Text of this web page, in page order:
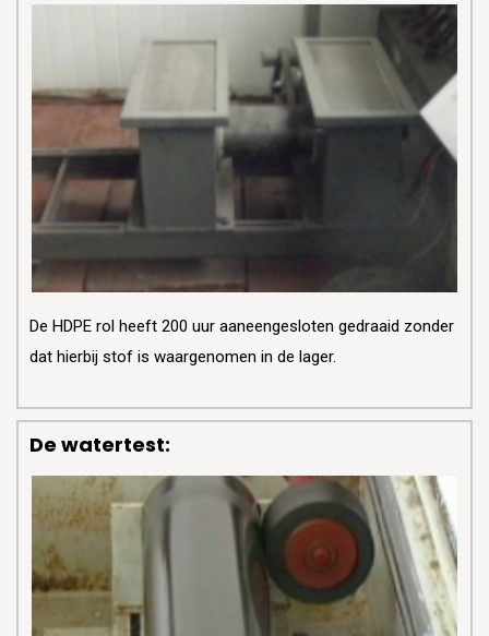
De HDPE rol heeft 200 uur aaneengesloten gedraaid zonder
dat hierbij stof is waargenomen in de lager.
De watertest: